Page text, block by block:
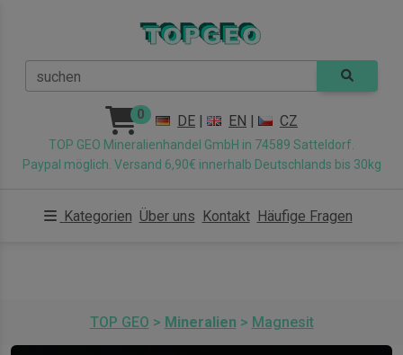
suchen
0 DE | EN | CZ
TOP GEO Mineralienhandel GmbH in 74589 Satteldorf.
Paypal möglich. Versand 6,90€ innerhalb Deutschlands bis 30kg
Kategorien Über uns Kontakt Häufige Fragen
TOP GEO > Mineralien > Magnesit